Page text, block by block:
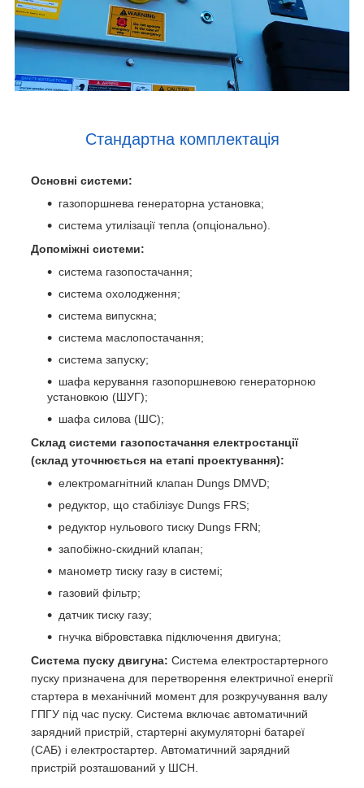
Стандартна комплектація
Основні системи:
газопоршнева генераторна установка;
система утилізації тепла (опціонально).
Допоміжні системи:
система газопостачання;
система охолодження;
система випускна;
система маслопостачання;
система запуску;
шафа керування газопоршневою генераторною
установкою (ШУГ);
шафа силова (ШС);
Склад системи газопостачання електростанції
(склад уточнюється на етапі проектування):
електромагнітний клапан Dungs DMVD;
редуктор, що стабілізує Dungs FRS;
редуктор нульового тиску Dungs FRN;
запобіжно-скидний клапан;
манометр тиску газу в системі;
газовий фільтр;
датчик тиску газу;
гнучка вібровставка підключення двигуна;
Система пуску двигуна: Система електростартерного
пуску призначена для перетворення електричної енергії
стартера в механічний момент для розкручування валу
ГПГУ під час пуску. Система включає автоматичний
зарядний пристрій, стартерні акумуляторні батареї
(САБ) і електростартер. Автоматичний зарядний
пристрій розташований у ШСН.